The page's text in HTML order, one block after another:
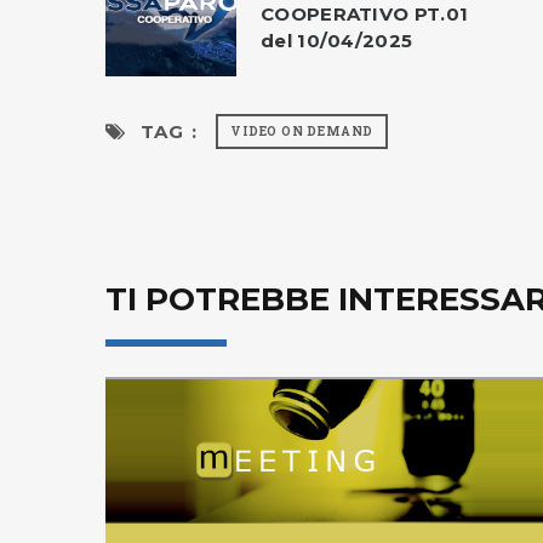
COOPERATIVO PT.01
del 10/04/2025
TAG : VIDEO ON DEMAND
TI POTREBBE